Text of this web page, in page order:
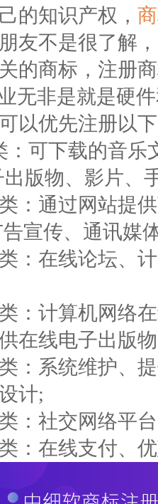
的知识产权，
友不是很了解
的商标，注册
非是就是硬件
以优先注册以
下载的音乐
版物、影片、
通过网站提供
宣传、通讯媒
在线论坛、计
计算机网络在
在线电子出版
系统维护、提
计;
社交网络平台
在线支付、优